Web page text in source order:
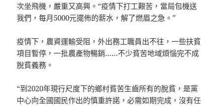
次坐飛機，嚴重又高興。“疫情下打工艱苦，當局包機送
我們，每月5000元擺佈的薪水，解了燃眉之急。”
疫情下，農資運輸受阻，外出務工職員出不往，一些扶貧
項目暫停，一批農產物暢銷……不少貧苦地域煩惱完不成
脫貧義務。
“到2020年現行尺度下的鄉村貧苦生齒所有的脫貧，是黨
中心向全國國民作出的慎重許諾，必需如期完成，沒有任